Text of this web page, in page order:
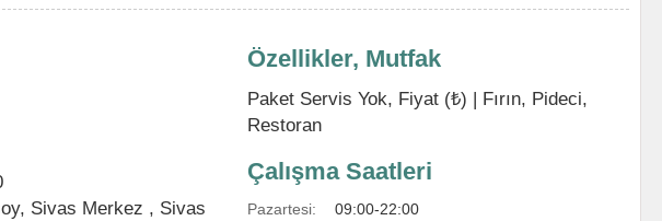
, Sivas Merkez , Sivas
Özellikler, Mutfak
Paket Servis Yok, Fiyat (₺) | Fırın, Pideci,
Restoran
Çalışma Saatleri
Pazartesi:
09:00-22:00